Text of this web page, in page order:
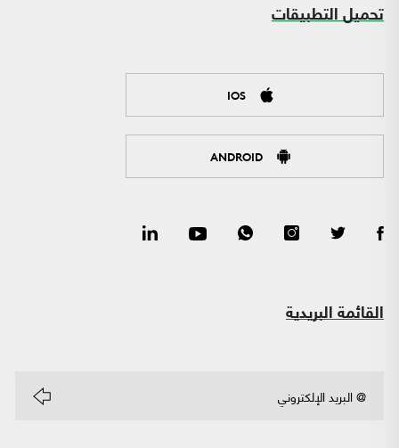
تحميل التطبيقات
IOS
ANDROID
القائمة البريدية